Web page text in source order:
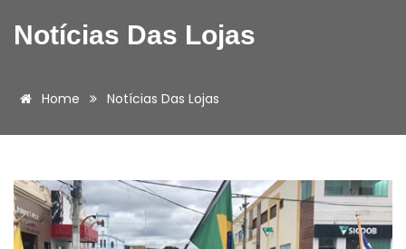
Notícias Das Lojas
Home Notícias Das Lojas